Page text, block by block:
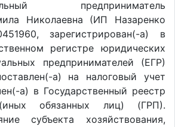
предприниматель
Николаевна (ИП Назаренко
зарегистрирован(-а) в
регистре юридических
предпринимателей (ЕГР)
a) на налоговый учет
a) в Государственный реестр
обязанных лиц) (ГРП).
субъекта хозяйствования,